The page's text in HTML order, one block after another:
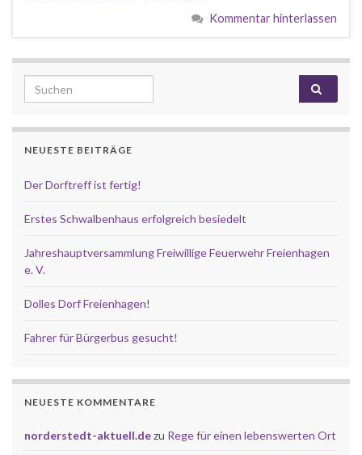
Kommentar hinterlassen
Search for:
NEUESTE BEITRÄGE
Der Dorftreff ist fertig!
Erstes Schwalbenhaus erfolgreich besiedelt
Jahreshauptversammlung Freiwillige Feuerwehr Freienhagen
e. V.
Dolles Dorf Freienhagen!
Fahrer für Bürgerbus gesucht!
NEUESTE KOMMENTARE
norderstedt-aktuell.dezu Rege für einen lebenswerten Ort